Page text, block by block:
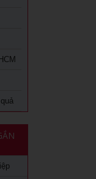
quả